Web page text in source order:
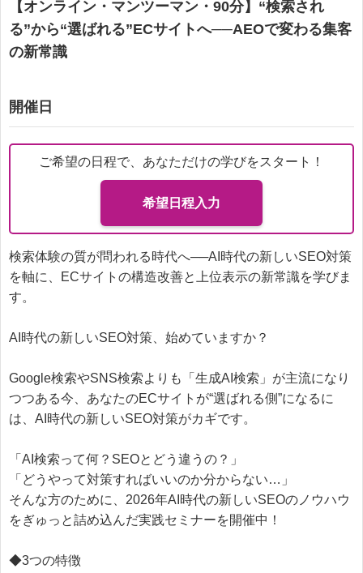
【オンライン・マンツーマン・90分】“検索され
る”から“選ばれる”ECサイトへ──AEOで変わる集客
の新常識
開催日
ご希望の日程で、あなただけの学びをスタート！
希望日程入力
検索体験の質が問われる時代へ──AI時代の新しいSEO対策
を軸に、ECサイトの構造改善と上位表示の新常識を学びま
す。
AI時代の新しいSEO対策、始めていますか？
Google検索やSNS検索よりも「生成AI検索」が主流になり
つつある今、あなたのECサイトが“選ばれる側”になるに
は、AI時代の新しいSEO対策がカギです。
「AI検索って何？SEOとどう違うの？」
「どうやって対策すればいいのか分からない…」
そんな方のために、2026年AI時代の新しいSEOのノウハウ
をぎゅっと詰め込んだ実践セミナーを開催中！
◆3つの特徴